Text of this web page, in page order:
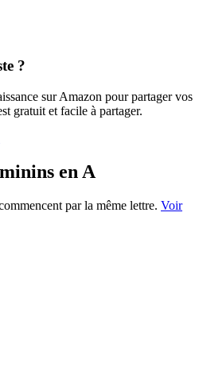
?
sur Amazon pour partager vos
gratuit et facile à partager.
en A
par la même lettre. Voir